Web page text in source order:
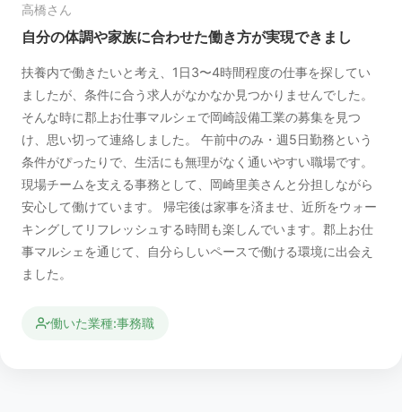
高橋さん
自分の体調や家族に合わせた働き方が実現できまし
扶養内で働きたいと考え、1日3〜4時間程度の仕事を探してい
ましたが、条件に合う求人がなかなか見つかりませんでした。
そんな時に郡上お仕事マルシェで岡崎設備工業の募集を見つ
け、思い切って連絡しました。 午前中のみ・週5日勤務という
条件がぴったりで、生活にも無理がなく通いやすい職場です。
現場チームを支える事務として、岡崎里美さんと分担しながら
安心して働けています。 帰宅後は家事を済ませ、近所をウォー
キングしてリフレッシュする時間も楽しんでいます。郡上お仕
事マルシェを通じて、自分らしいペースで働ける環境に出会え
ました。
働いた業種:事務職